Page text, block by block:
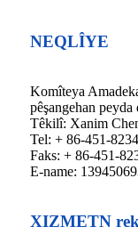
NEQLÎYE
Komîteya
pêşangehan peyda
Têkilî: Xanim
Tel: + 86-451-
Faks: + 86-451-
E-name:
XIZMETN